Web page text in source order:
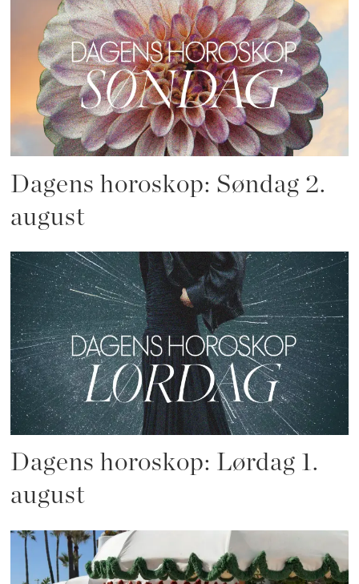
Dagens horoskop: Søndag 2.
august
Dagens horoskop: Lørdag 1.
august